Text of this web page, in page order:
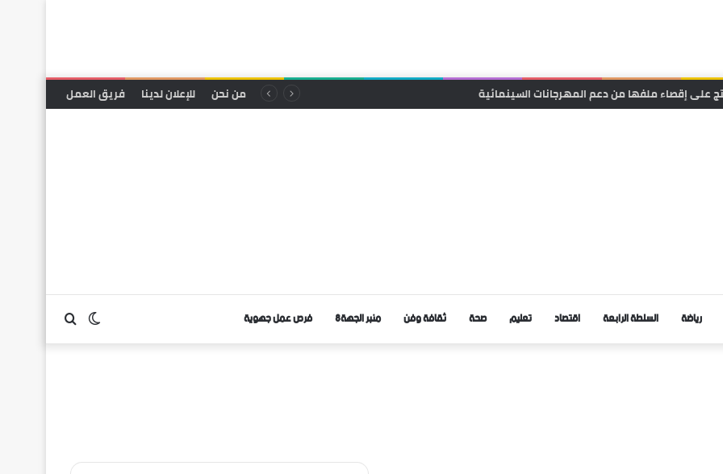
على إقصاء ملفها من دعم المهرجانات السينمائية من نحن للإعلان لدينا فريق العمل
رياضة السلطة الرابعة اقتصاد تعليم صحة ثقافة وفن منبر الجهة8 فرص عمل جهوية